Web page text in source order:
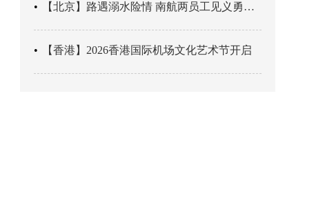
【北京】路遇溺水险情 南航两员工见义勇为科学施救
【香港】2026香港国际机场文化艺术节开启